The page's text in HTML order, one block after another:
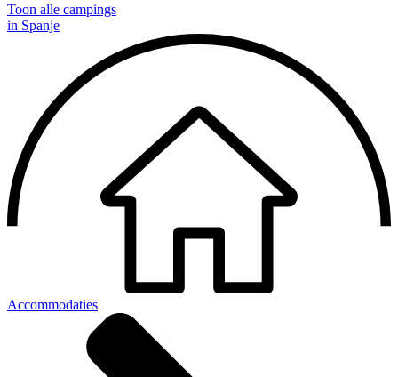
Toon alle campings
in Spanje
Accommodaties